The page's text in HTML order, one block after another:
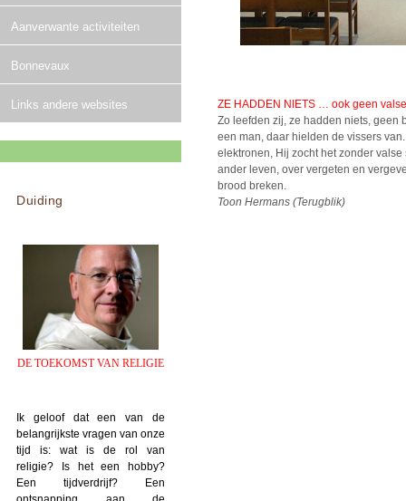
Aanverwante activiteiten
Bonnevaux
Links andere websites
Duiding
DE TOEKOMST VAN RELIGIE
Ik geloof dat een van de
belangrijkste vragen van onze
tijd is: wat is de rol van
religie? Is het een hobby?
Een tijdverdrijf? Een
ZE HADDEN NIETS … ook geen
Zo leefden zij, ze hadden niets, geen
een man, daar hielden de vissers
elektronen, Hij zocht het zonder
ander leven, over vergeten en
brood breken.
Toon Hermans (Terugblik)